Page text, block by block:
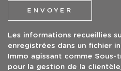
ENVOYER
Les informations recueillies
enregistrées dans un fichier
Immo agissant comme
pour la gestion de la